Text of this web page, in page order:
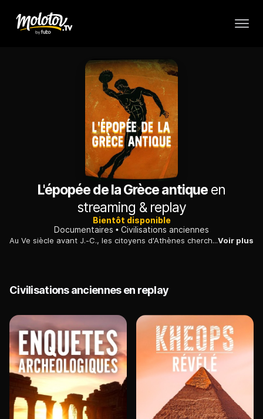
L'épopée de la Grèce antique en
streaming & replay
Bientôt disponible
Documentaires
Civilisations anciennes
Au Ve siècle avant J.-C., les citoyens d'Athènes cherchent à se surpasser dans tous les domaines ; une extraordinaire civilisation voit le jour.Voir plus
Civilisations anciennes en replay